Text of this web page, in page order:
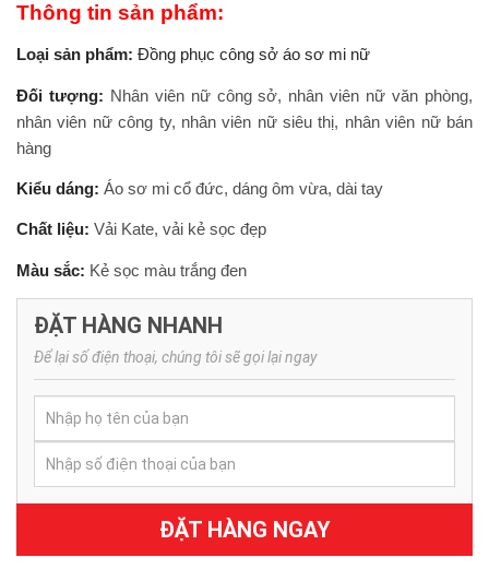
Thông tin sản phẩm:
Loại sản phẩm: Đồng phục công sở áo sơ mi nữ
Đối tượng: Nhân viên nữ công sở, nhân viên nữ văn phòng,
nhân viên nữ công ty, nhân viên nữ siêu thị, nhân viên nữ bán
hàng
Kiểu dáng: Áo sơ mi cổ đức, dáng ôm vừa, dài tay
Chất liệu: Vải Kate, vải kẻ sọc đẹp
Màu sắc: Kẻ sọc màu trắng đen
ĐẶT HÀNG NHANH
Để lại số điện thoại, chúng tôi sẽ gọi lại ngay
ĐẶT HÀNG NGAY